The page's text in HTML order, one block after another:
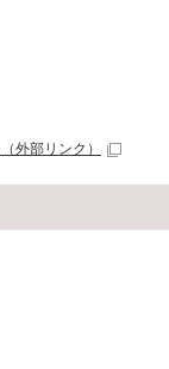
（外部リンク）